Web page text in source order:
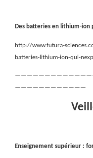
Des batteries en lithium-ion
http://www.futura-
batteries-lithium-ion-qui-
————————————
Enseignement supérieur :